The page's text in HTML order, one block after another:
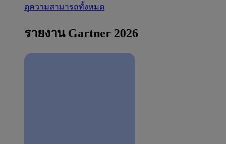
ดูความสามารถทั้งหมด
รายงาน Gartner 2026